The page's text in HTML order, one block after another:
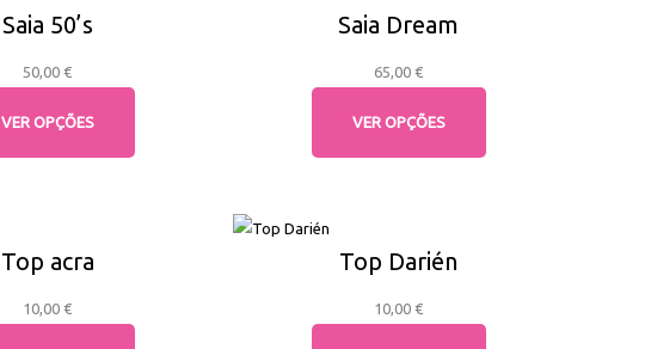
Saia 50’s
50,00€
VER OPÇÕES
Saia Dream
65,00€
VER OPÇÕES
Top acra
10,00€
Top Darién
10,00€